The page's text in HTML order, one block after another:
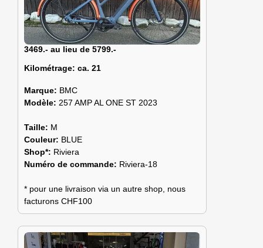
3469.- au lieu de 5799.-
Kilométrage: ca. 21
Marque: BMC
Modèle: 257 AMP AL ONE ST 2023
Taille: M
Couleur: BLUE
Shop*: Riviera
Numéro de commande: Riviera-18
* pour une livraison via un autre shop, nous
facturons CHF100